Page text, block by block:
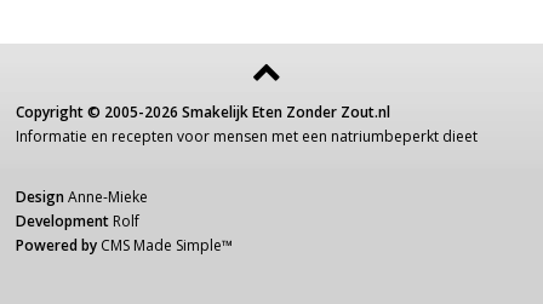
Copyright © 2005-2026 Smakelijk Eten Zonder Zout.nl
Informatie en recepten voor mensen met een natriumbeperkt dieet
Design Anne-Mieke
Development Rolf
Powered by CMS Made Simple™